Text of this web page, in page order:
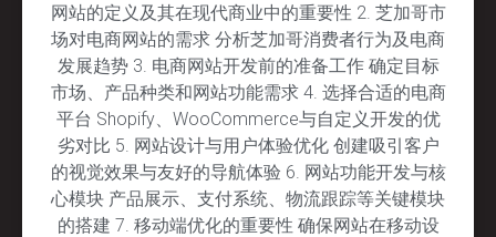
网站的定义及其在现代商业中的重要性 2. 芝加哥市
场对电商网站的需求 分析芝加哥消费者行为及电商
发展趋势 3. 电商网站开发前的准备工作 确定目标
市场、产品种类和网站功能需求 4. 选择合适的电商
平台 Shopify、WooCommerce与自定义开发的优
劣对比 5. 网站设计与用户体验优化 创建吸引客户
的视觉效果与友好的导航体验 6. 网站功能开发与核
心模块 产品展示、支付系统、物流跟踪等关键模块
的搭建 7. 移动端优化的重要性 确保网站在移动设